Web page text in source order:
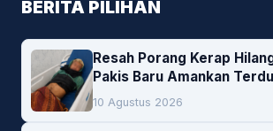
BERITA PILIHAN
Resah Porang Kerap
Pakis Baru Amankan
Pencurian
10 Agustus 2026